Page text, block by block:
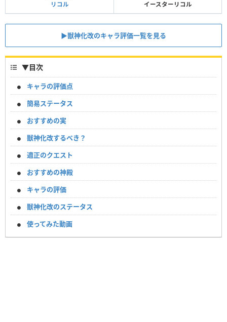
リコル イースターリコル
▶︎獣神化改のキャラ評価一覧を見る
▼目次
キャラの評価点
簡易ステータス
おすすめの実
獣神化改するべき？
適正のクエスト
おすすめの神殿
キャラの評価
獣神化改のステータス
使ってみた動画